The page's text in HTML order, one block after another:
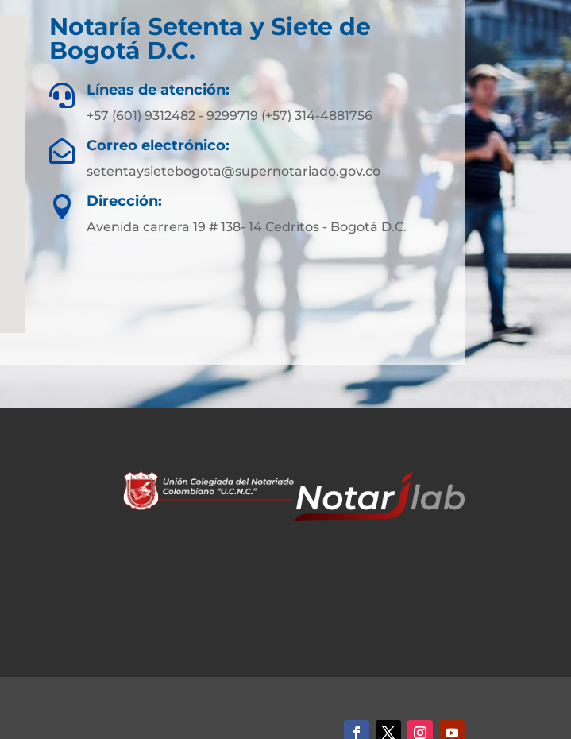
Notaría Setenta y Siete de
Bogotá D.C.
 Líneas de atención:
+57 (601) 9312482 - 9299719 (+57) 314-4881756
 Correo electrónico:
setentaysietebogota@supernotariado.gov.co
 Dirección:
Avenida carrera 19 # 138- 14 Cedritos - Bogotá D.C.